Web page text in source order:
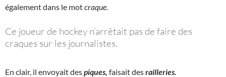
également dans le motcraque.
Ce joueur de hockey n’arrêtait pas de faire des
craques sur les journalistes.
En clair, il envoyait despiques, faisait desrailleries.